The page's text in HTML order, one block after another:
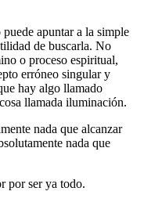
apuntar a la simple
de buscarla. No
o proceso espiritual,
erróneo singular y
hay algo llamado
llamada iluminación.
nada que alcanzar
nada que
por ser ya todo.